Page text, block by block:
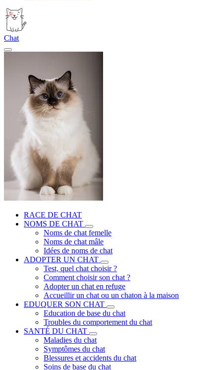
Chat
RACE DE CHAT
NOMS DE CHAT
Noms de chat femelle
Noms de chat mâle
Idées de noms de chat
ADOPTER UN CHAT
Test, quel chat choisir ?
Comment choisir son chat ?
Adopter un chat en refuge
Accueillir un chat ou un chaton à la maison
EDUQUER SON CHAT
Education de base du chat
Troubles du comportement du chat
SANTÉ DU CHAT
Maladies du chat
Symptômes du chat
Blessures et accidents du chat
Soins de base du chat